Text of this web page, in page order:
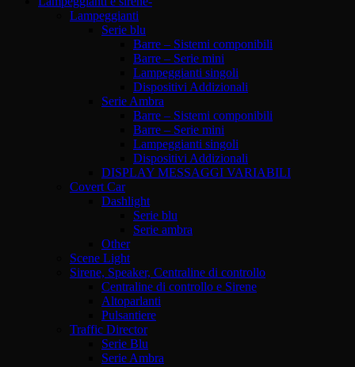
Lampeggianti
Serie blu
Barre – Sistemi componibili
Barre – Serie mini
Lampeggianti singoli
Dispositivi Addizionali
Serie Ambra
Barre – Sistemi componibili
Barre – Serie mini
Lampeggianti singoli
Dispositivi Addizionali
DISPLAY MESSAGGI VARIABILI
Covert Car
Dashlight
Serie blu
Serie ambra
Other
Scene Light
Sirene, Speaker, Centraline di controllo
Centraline di controllo e Sirene
Altoparlanti
Pulsantiere
Traffic Director
Serie Blu
Serie Ambra